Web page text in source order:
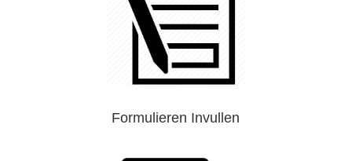
Formulieren Invullen